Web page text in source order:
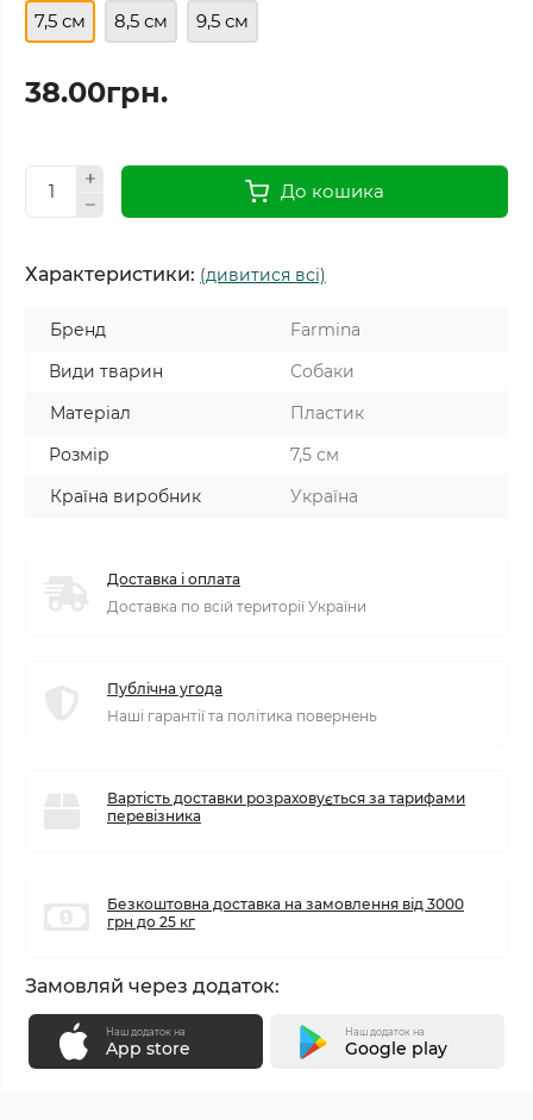
7,5 см
8,5 см 9,5 см
38.00грн.
До кошика
Характеристики: (дивитися всі)
Бренд
Farmina
Види тварин
Собаки
Матеріал
Пластик
Розмір
7,5 см
Країна виробник
Україна
Доставка і оплата
Доставка по всій території України
Публічна угода
Наші гарантії та політика повернень
Вартість доставки розраховується за тарифами
перевізника
Безкоштовна доставка на замовлення від 3000
грн до 25 кг
Замовляй через додаток:
Наш додаток на
App store
Наш додаток на
Google play